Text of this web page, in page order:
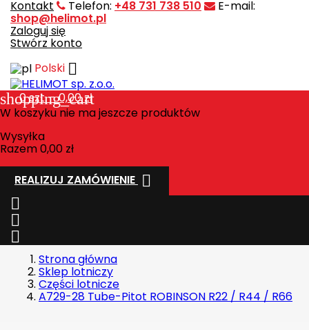
Kontakt Telefon: +48 731 738 510 E-mail:
shop@helimot.pl
Zaloguj się
Stwórz konto
Polski 
shopping_cart
0szt. - 0,00 zł
W koszyku nie ma jeszcze produktów
Wysyłka
Razem0,00 zł
REALIZUJ ZAMÓWIENIE 



Strona główna
Sklep lotniczy
Części lotnicze
A729-28 Tube-Pitot ROBINSON R22 / R44 / R66